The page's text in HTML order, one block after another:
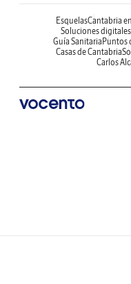
EsquelasCantabria
Soluciones
Guía SanitariaPuntos
Casas de Cantabria
Carlos